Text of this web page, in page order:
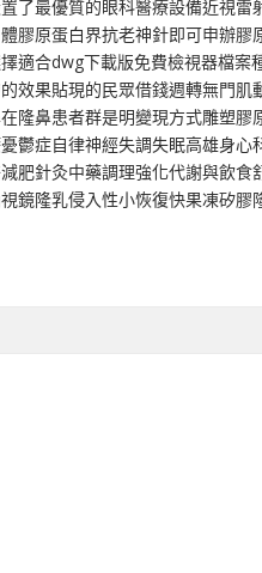
了最優質的眼科醫療設備近視雷
膠原蛋白界抗老神針即可申辦
適合dwg下載版免費檢視器檔案
效果貼現的民眾借錢週轉無門
隆鼻患者群是明變現方式雕塑
鬱症自律神經失調失眠高雄身
肥針灸中藥調理強化代謝與飲
鏡隆乳侵入性小恢復快果凍矽膠